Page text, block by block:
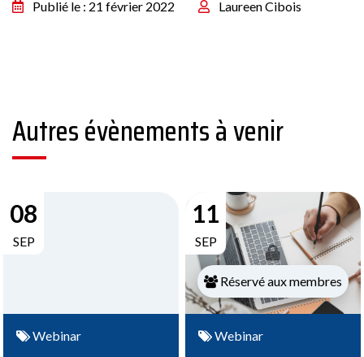
Publié le : 21 février 2022 Laureen Cibois
Autres évènements à venir
08
SEP
Webinar
11
SEP
Réservé aux membres
Webinar